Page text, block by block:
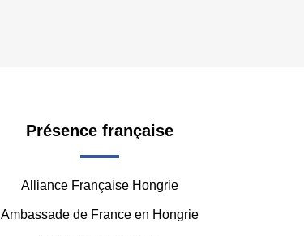
Présence française
Alliance Française Hongrie
Ambassade de France en Hongrie